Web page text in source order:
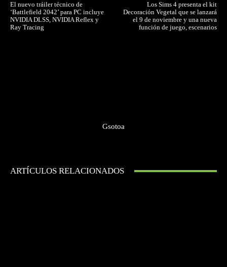
El nuevo tráiler técnico de
‘Battlefield 2042’ para PC incluye
NVIDIA DLSS, NVIDIA Reflex y
Ray Tracing
Los Sims 4 presenta el kit
Decoración Vegetal que se lanzará
el 9 de noviembre y una nueva
función de juego, escenarios
Gsotoa
ARTÍCULOS RELACIONADOS